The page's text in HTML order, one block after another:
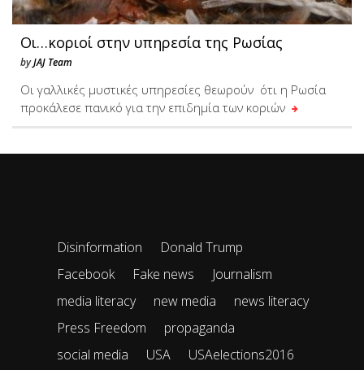
Οι…κοριοί στην υπηρεσία της Ρωσίας
byJAJ Team
Οι γαλλικές μυστικές υπηρεσίες θεωρούν ότι η Ρωσία
προκάλεσε πανικό για την επιδημία των κοριών
Disinformation
Donald Trump
Facebook
Fake news
Journalism
media literacy
new media
news literacy
Press Freedom
propaganda
social media
USA
USAelections2016